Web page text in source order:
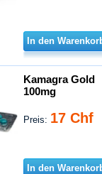
In den
Kamagra Gold
100mg
Preis: 17 Chf
In den